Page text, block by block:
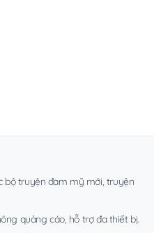
Il Woo
bộ truyện đam mỹ mới, truyện
quảng cáo, hỗ trợ đa thiết bị.